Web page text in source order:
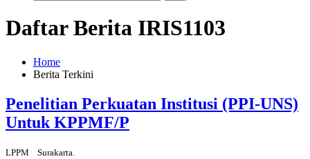
Daftar Berita IRIS1103
Home
Berita Terkini
Penelitian Perkuatan Institusi (PPI-UNS)
Untuk KPPMF/P
LPPM Surakarta.